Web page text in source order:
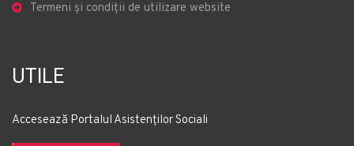
Termeni și condiții de utilizare website
UTILE
Accesează Portalul Asistenților Sociali